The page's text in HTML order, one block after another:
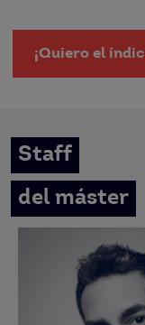
¡Quiero el
Staff
del máster